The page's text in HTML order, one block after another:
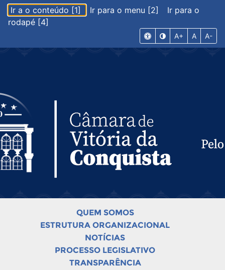
Ir a o conteúdo [1] Ir para o menu [2]
Ir para o
rodapé [4]
A+ A A-
QUEM SOMOS
ESTRUTURA ORGANIZACIONAL
NOTÍCIAS
PROCESSO LEGISLATIVO
TRANSPARÊNCIA